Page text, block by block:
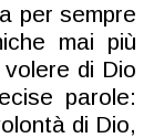
per sempre
che mai più
di Dio
parole:
di Dio,